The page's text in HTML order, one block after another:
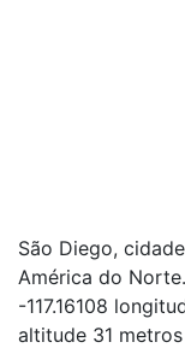
São Diego, cidade
América do
-117.16108
altitude 31